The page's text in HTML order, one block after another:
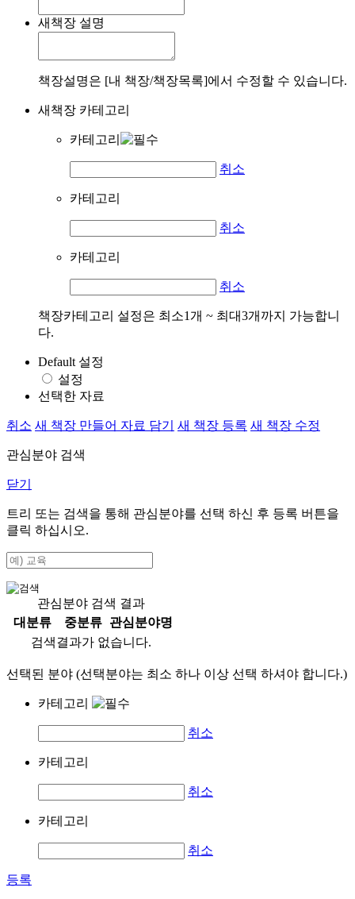
새책장 설명
책장설명은 [내 책장/책장목록]에서 수정할 수 있습니다.
새책장 카테고리
카테고리
취소
카테고리
취소
카테고리
취소
책장카테고리 설정은 최소1개 ~ 최대3개까지 가능합니
다.
Default 설정
설정
선택한 자료
취소 새 책장 만들어 자료 담기 새 책장 등록 새 책장 수정
관심분야 검색
닫기
트리 또는 검색을 통해 관심분야를 선택 하신 후 등록 버튼을
클릭 하십시오.
관심분야 검색 결과
대분류
중분류
관심분야명
검색결과가 없습니다.
선택된 분야 (선택분야는 최소 하나 이상 선택 하셔야 합니다.)
카테고리
취소
카테고리
취소
카테고리
취소
등록